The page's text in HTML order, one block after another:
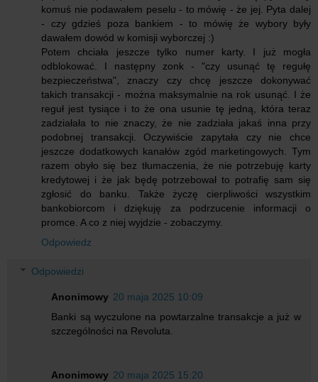
komuś nie podawałem peselu - to mówię - że jej. Pyta dalej
- czy gdzieś poza bankiem - to mówię że wybory były
dawałem dowód w komisji wyborczej :)
Potem chciała jeszcze tylko numer karty. I już mogła
odblokować. I następny zonk - "czy usunąć tę regułę
bezpieczeństwa", znaczy czy chcę jeszcze dokonywać
takich transakcji - można maksymalnie na rok usunąć. I że
reguł jest tysiące i to że ona usunie tę jedną, która teraz
zadziałała to nie znaczy, że nie zadziała jakaś inna przy
podobnej transakcji. Oczywiście zapytała czy nie chce
jeszcze dodatkowych kanałów zgód marketingowych. Tym
razem obyło się bez tłumaczenia, że nie potrzebuję karty
kredytowej i że jak będę potrzebował to potrafię sam się
zgłosić do banku. Także życzę cierpliwości wszystkim
bankobiorcom i dziękuję za podrzucenie informacji o
promce. A co z niej wyjdzie - zobaczymy.
Odpowiedz
Odpowiedzi
Anonimowy 20 maja 2025 10:09
Banki są wyczulone na powtarzalne transakcje a już w
szczególności na Revoluta.
Anonimowy 20 maja 2025 15:20